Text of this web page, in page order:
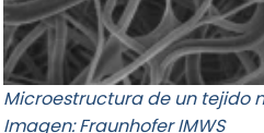
Microestructura de un tejido
Imagen: Fraunhofer IMWS